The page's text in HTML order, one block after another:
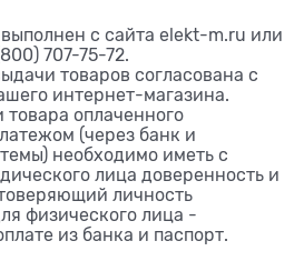
с сайта elekt-m.ru или
707-75-72.
товаров согласована с
интернет-магазина.
оплаченного
(через банк и
необходимо иметь с
лица доверенность и
личность
физического лица -
из банка и паспорт.